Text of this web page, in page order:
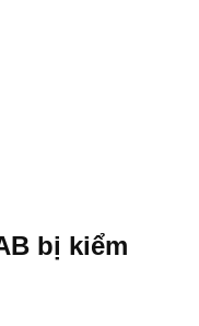
bị kiểm